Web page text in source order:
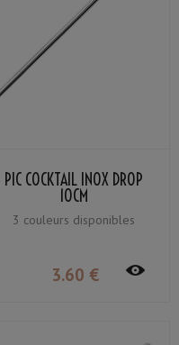
PIC COCKTAIL INOX DROP
10CM
3 couleurs disponibles
3.60 €